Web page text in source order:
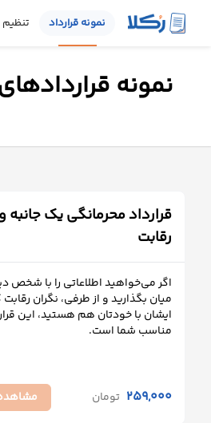
نمونه قرارداد تنظیم
قرارداد
قرارداد
حقوقی
تلفنی
استعلام
محاسبه
نمونه
قرارداد محرمانگی یک جانبه
رقابت
اگر می‌خواهید اطلاعاتی را با شخص
میان بگذارید و از طرفی، نگران رقابت
ایشان با خودتان هم هستید، این
مناسب شما است.
259,000 تومان